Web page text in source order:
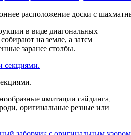
расположение доски с
в виде диагональных
на земле, а затем
заранее столбы.
имитации сайдинга,
оригинальные резные или